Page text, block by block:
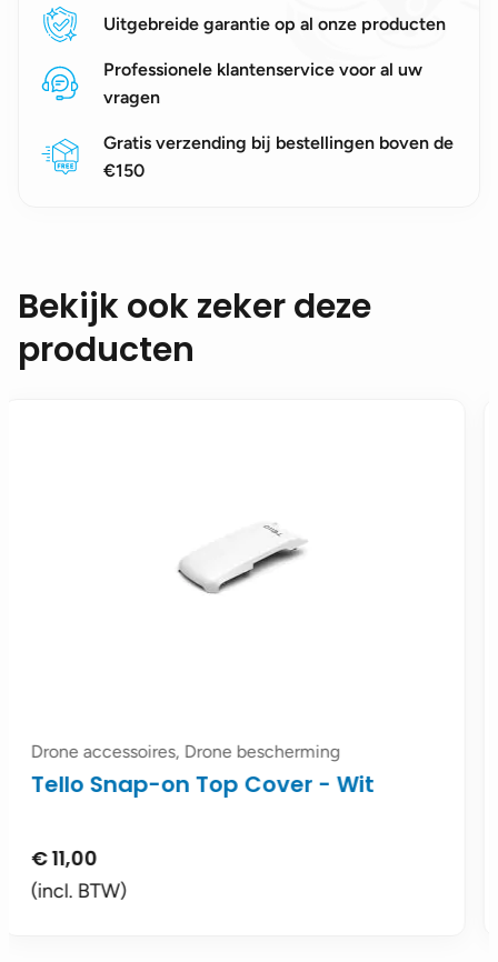
Uitgebreide garantie op al onze producten
Professionele klantenservice voor al uw
vragen
Gratis verzending bij bestellingen boven de
€150
Bekijk ook zeker deze
producten
Drone accessoires, Drone bescherming
DJI Phantom 4 Pro / Pro V2 -
€14,95
(incl. BTW)